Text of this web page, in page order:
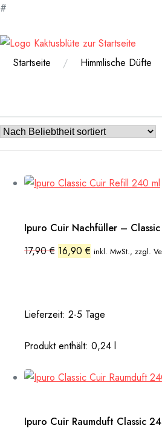
#
Inhalt
springen
Startseite Himmlische Düfte
Ipuro Cuir Nachfüller –
17,90€ Ursprünglicher
Preis
16,90€ Aktueller
Preis
inkl. MwSt., zzgl.
Lieferzeit: 2-5 Tage
Produkt enthält: 0,24 l
Ipuro Cuir Raumduft Classic